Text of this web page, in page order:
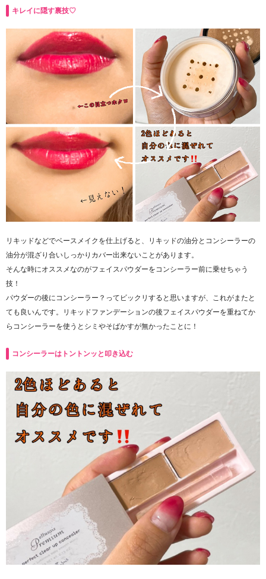
キレイに隠す裏技♡
リキッドなどでベースメイクを仕上げると、リキッドの油分とコンシーラーの
油分が混ざり合いしっかりカバー出来ないことがあります。
そんな時にオススメなのがフェイスパウダーをコンシーラー前に乗せちゃう
技！
パウダーの後にコンシーラー？ってビックリすると思いますが、これがまたと
ても良いんです。リキッドファンデーションの後フェイスパウダーを重ねてか
らコンシーラーを使うとシミやそばかすが無かったことに！
コンシーラーはトントンッと叩き込む